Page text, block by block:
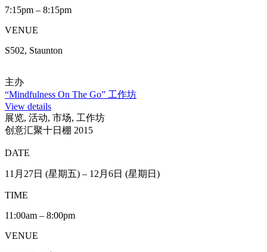
主办
View details
The Refinery X Man Cha Teas
DATE
2015 年 12月 5 – 6 及 12 – 13日 (星期六 – 星期日)
主办